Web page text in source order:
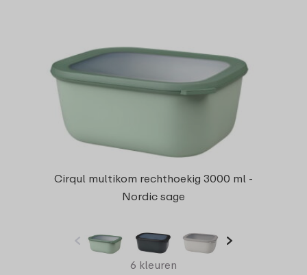
Cirqul multikom rechthoekig 3000 ml -
Nordic sage
6 kleuren